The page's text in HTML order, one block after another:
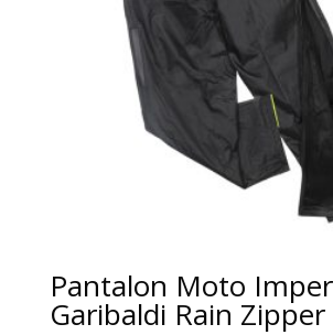
Pantalon Moto
Garibaldi Rain Zipper